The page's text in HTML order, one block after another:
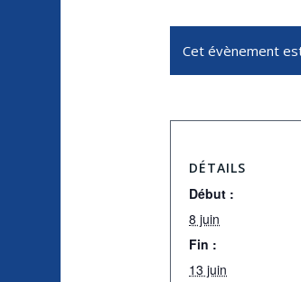
Cet évènement
DÉTAILS
Début :
8 juin
Fin :
13 juin